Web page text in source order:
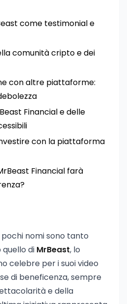
come testimonial e
comunità cripto e dei
con altre piattaforme:
Financial e delle
con la piattaforma
Financial farà
nomi sono tanto
di MrBeast, lo
celebre per i suoi video
di beneficenza, sempre
e della